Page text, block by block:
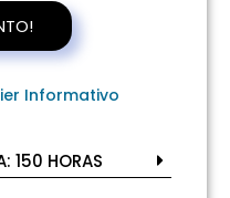
Informativo
150 HORAS